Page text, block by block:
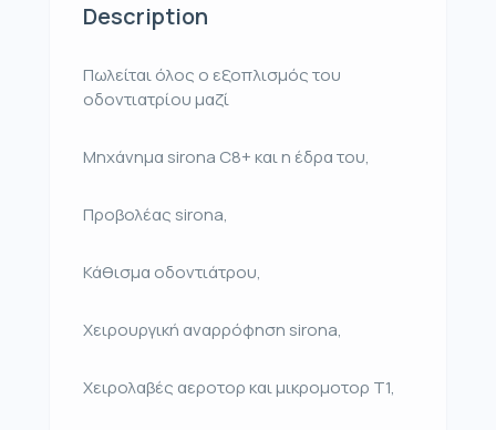
Description
Πωλείται όλος ο εξοπλισμός του
οδοντιατρίου μαζί
Μηχάνημα sirona C8+ και η έδρα του,
Προβολέας sirona,
Κάθισμα οδοντιάτρου,
Χειρουργική αναρρόφηση sirona,
Χειρολαβές αεροτορ και μικρομοτορ Τ1,